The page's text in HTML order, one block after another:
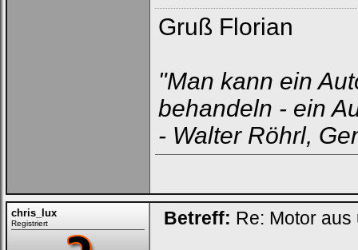
Loginbox
die
nachfolgenden
Deinen
Benutzernamen
und
Kennwort
ein,
Username:
Gruß Florian
"Man kann ein
behandeln - ein
- Walter Röhrl,
chris_lux
Registriert Betreff: Re: Motor